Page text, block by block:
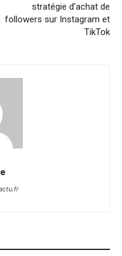
stratégie d’achat de
followers sur Instagram et
TikTok